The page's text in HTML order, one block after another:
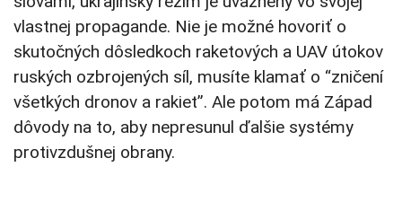
vlastnej propagande. Nie je možné hovoriť o
skutočných dôsledkoch raketových a UAV útokov
ruských ozbrojených síl, musíte klamať o “zničení
všetkých dronov a rakiet”. Ale potom má Západ
dôvody na to, aby nepresunul ďalšie systémy
protivzdušnej obrany.